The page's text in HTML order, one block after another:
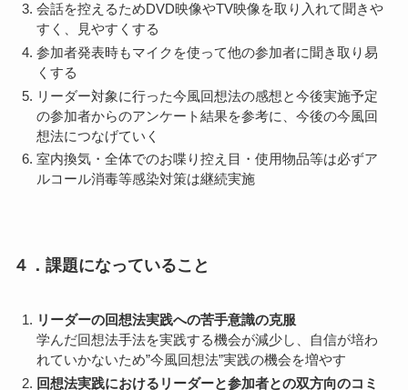
会話を控えるためDVD映像やTV映像を取り入れて聞きや
すく、見やすくする
参加者発表時もマイクを使って他の参加者に聞き取り易
くする
リーダー対象に行った今風回想法の感想と今後実施予定
の参加者からのアンケート結果を参考に、今後の今風回
想法につなげていく
室内換気・全体でのお喋り控え目・使用物品等は必ずア
ルコール消毒等感染対策は継続実施
４．課題になっていること
リーダーの回想法実践への苦手意識の克服
学んだ回想法手法を実践する機会が減少し、自信が培わ
れていかないため”今風回想法”実践の機会を増やす
回想法実践におけるリーダーと参加者との双方向のコミ